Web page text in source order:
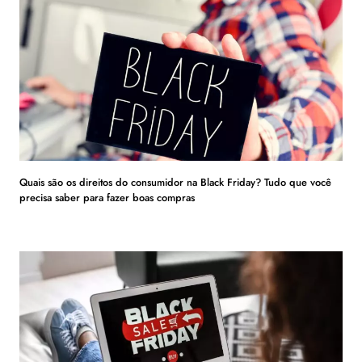
Quais são os direitos do consumidor na Black Friday? Tudo que você
precisa saber para fazer boas compras